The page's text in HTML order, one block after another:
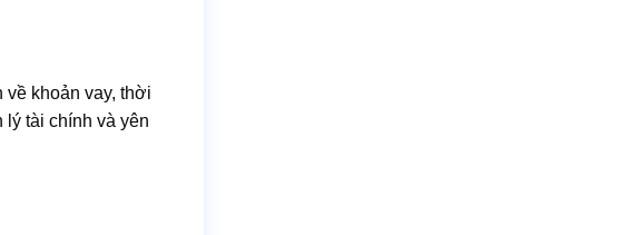
về khoản vay, thời
tài chính và yên